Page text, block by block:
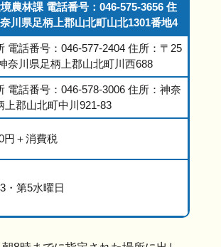
農林課 電話番号：046-575-3656 住
川県足柄上郡山北町山北1301番地4
電話番号：046-577-2404 住所：〒25
奈川県足柄上郡山北町川西688
電話番号：046-578-3006 住所：神奈
上郡山北町中川921-83
円＋消費税
・第5水曜日